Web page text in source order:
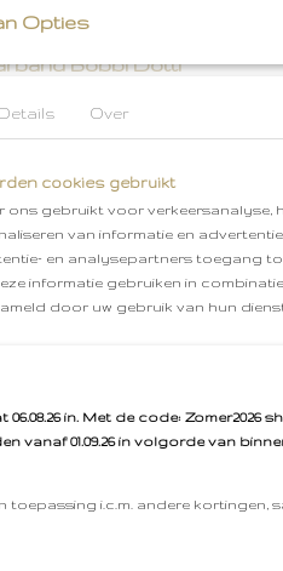
Bobbi Dotti
prachtige leren strik is
De haarbandjes
tot een jaar of 9 a 10
dat het bandje fijn
er last van heeft. De
is ontzettend rekbaar.
geven ook
een zwangerschap,
Opties
Over
cookies gebruikt
gebruikt voor verkeersanalyse,
van informatie en
en analysepartners toegang
informatie gebruiken in
door uw gebruik van hun
in. Met de code: Zomer2026
vanaf 01.09.26 in volgorde van
toepassing i.c.m. andere kortingen,